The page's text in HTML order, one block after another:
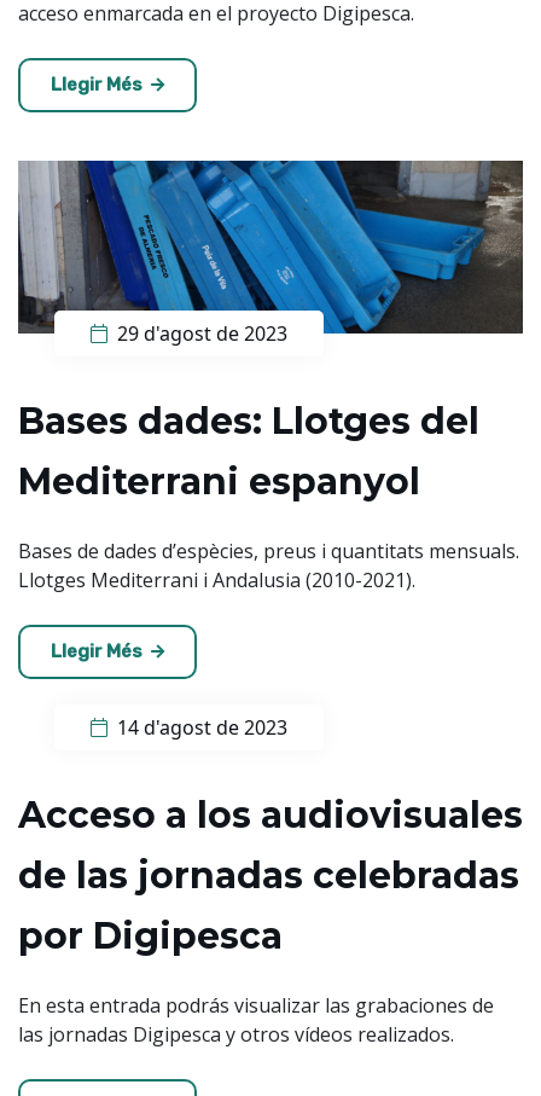
acceso enmarcada en el proyecto Digipesca.
Llegir Més
29 d'agost de 2023
Bases dades: Llotges del
Mediterrani espanyol
Bases de dades d’espècies, preus i quantitats mensuals.
Llotges Mediterrani i Andalusia (2010-2021).
Llegir Més
14 d'agost de 2023
Acceso a los audiovisuales
de las jornadas celebradas
por Digipesca
En esta entrada podrás visualizar las grabaciones de
las jornadas Digipesca y otros vídeos realizados.